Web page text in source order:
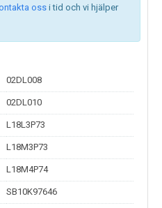
oss i tid och vi hjälper
02DL008
02DL010
L18L3P73
L18M3P73
L18M4P74
SB10K97646